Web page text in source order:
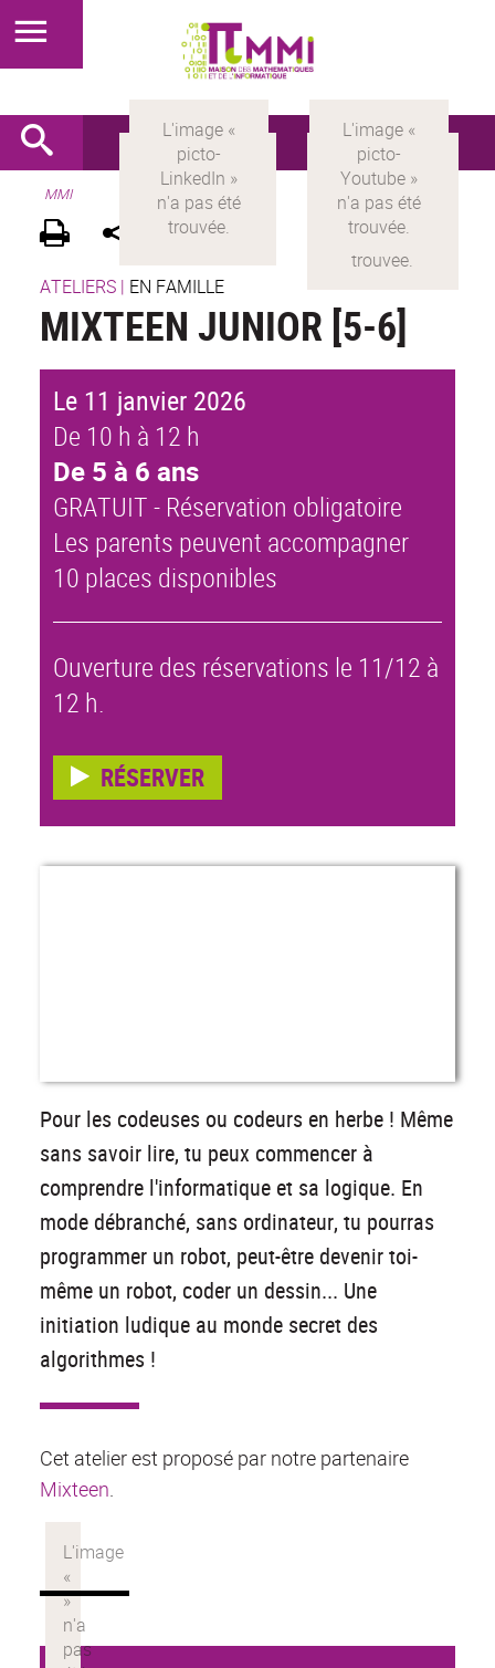
MMI
ATELIERS | EN FAMILLE
MIXTEEN JUNIOR [5-6]
Le 11 janvier 2026
De 10 h à 12 h
De 5 à 6 ans
GRATUIT - Réservation obligatoire
Les parents peuvent accompagner
10 places disponibles
Ouverture des réservations le 11/12 à
12 h.
RÉSERVER
Pour les codeuses ou codeurs en herbe ! Même
sans savoir lire, tu peux commencer à
comprendre l'informatique et sa logique. En
mode débranché, sans ordinateur, tu pourras
programmer un robot, peut-être devenir toi-
même un robot, coder un dessin... Une
initiation ludique au monde secret des
algorithmes !
Cet atelier est proposé par notre partenaire
Mixteen.